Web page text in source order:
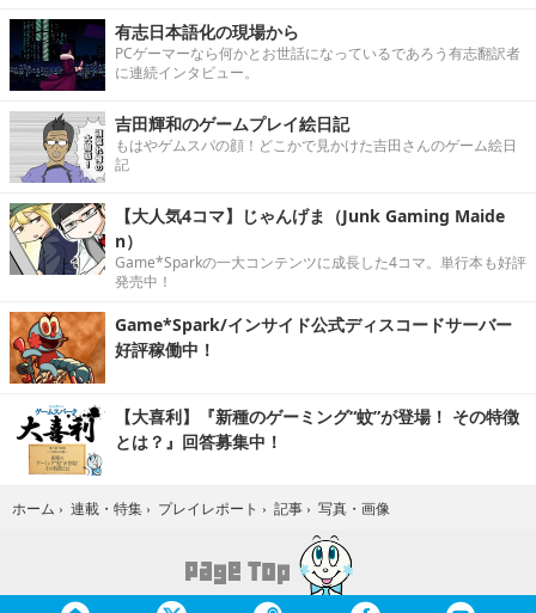
有志日本語化の現場から
PCゲーマーなら何かとお世話になっているであろう有志翻訳者
に連続インタビュー。
吉田輝和のゲームプレイ絵日記
もはやゲムスパの顔！どこかで見かけた吉田さんのゲーム絵日
記
【大人気4コマ】じゃんげま（Junk Gaming Maide
n）
Game*Sparkの一大コンテンツに成長した4コマ。単行本も好評
発売中！
Game*Spark/インサイド公式ディスコードサーバー
好評稼働中！
【大喜利】『新種のゲーミング“蚊”が登場！ その特徴
とは？』回答募集中！
ホーム › 連載・特集 › プレイレポート › 記事 › 写真・画像